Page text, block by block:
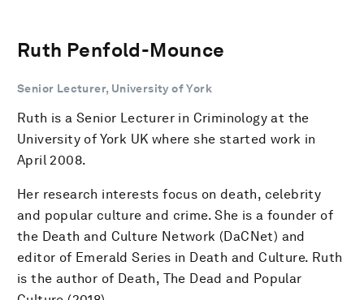
Ruth Penfold-Mounce
Senior Lecturer, University of York
Ruth is a Senior Lecturer in Criminology at the
University of York UK where she started work in
April 2008.
Her research interests focus on death, celebrity
and popular culture and crime. She is a founder of
the Death and Culture Network (DaCNet) and
editor of Emerald Series in Death and Culture. Ruth
is the author of Death, The Dead and Popular